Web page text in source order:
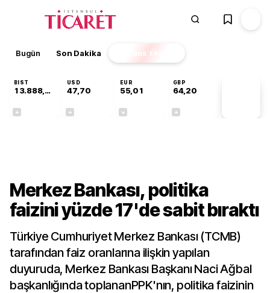
Bugün Son Dakika Finans EKSTRA
BIST
13.888,97
USD
47,70
EUR
55,01
GBP
64,20
Merkez Bankası, politika
faizini yüzde 17'de sabit bıraktı
Türkiye Cumhuriyet Merkez Bankası (TCMB)
tarafından faiz oranlarına ilişkin yapılan
duyuruda, Merkez Bankası Başkanı Naci Ağbal
başkanlığında toplananPPK'nın, politika faizinin